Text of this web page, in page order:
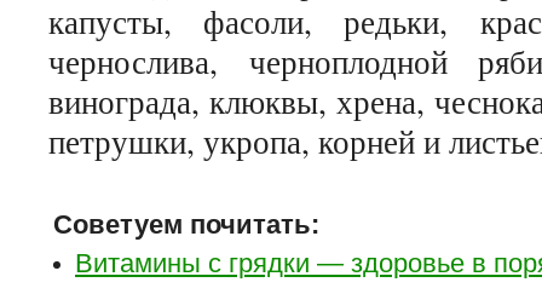
капусты, фасоли, редьки,
чернослива, черноплодной
винограда, клюквы, хрена,
петрушки, укропа, корней и
Советуем почитать:
Витамины с грядки — здоровье в